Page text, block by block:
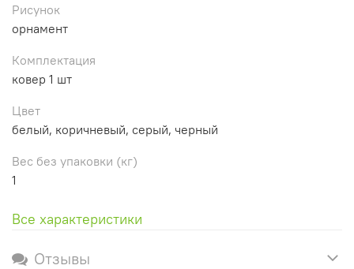
Рисунок
орнамент
Комплектация
ковер 1 шт
Цвет
белый, коричневый, серый, черный
Вес без упаковки (кг)
1
Все характеристики
Отзывы